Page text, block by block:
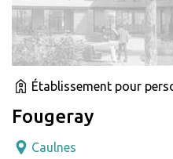
Établissement pour
Fougeray
Caulnes